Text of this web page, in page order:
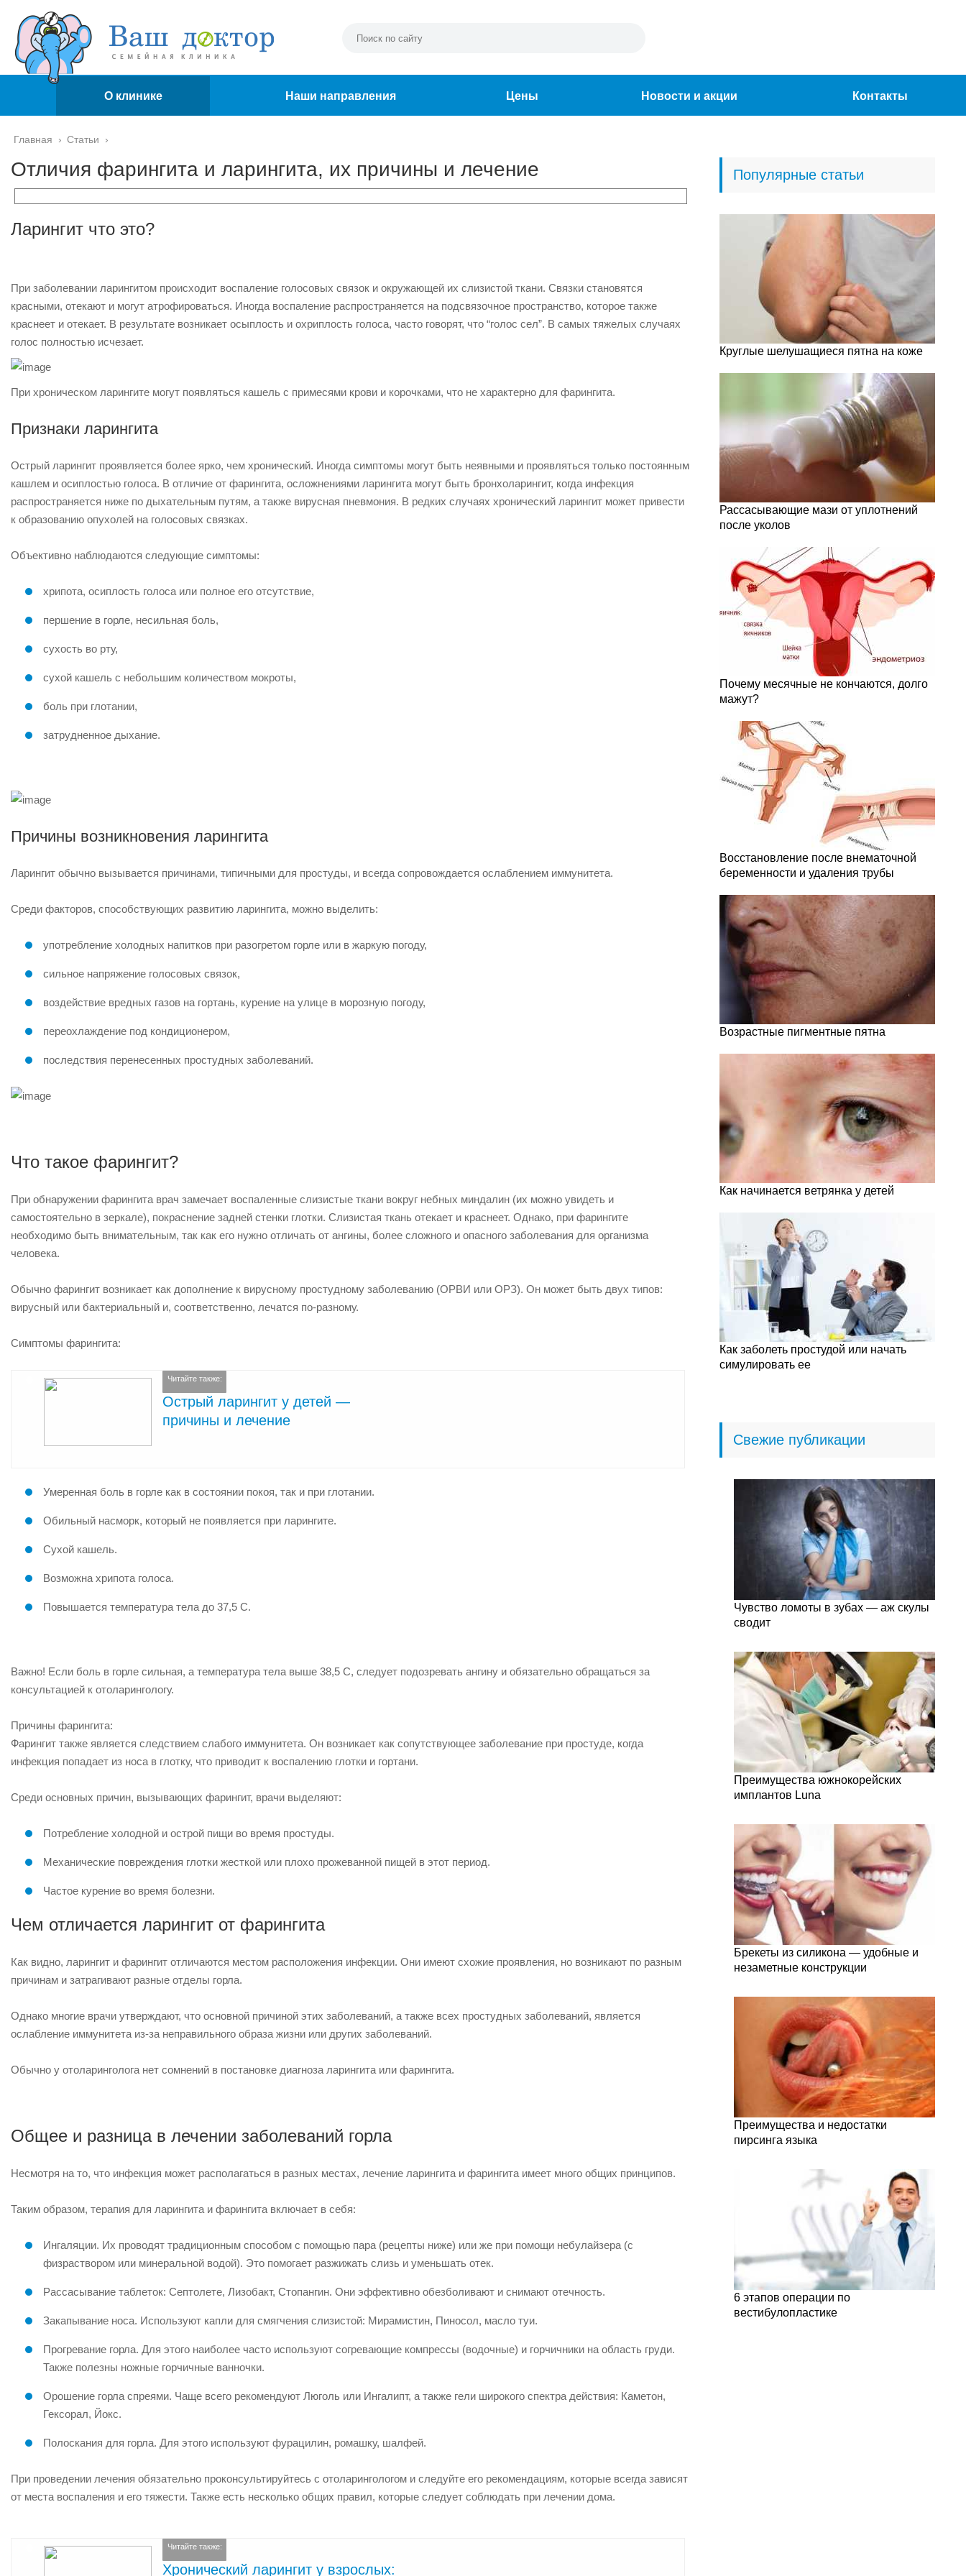
О клинике Наши направления Цены Новости и акции Контакты
Главная › Статьи ›
Отличия фарингита и ларингита, их причины и лечение
Ларингит что это?
При заболевании ларингитом происходит воспаление голосовых связок и окружающей их слизистой ткани. Связки становятся
красными, отекают и могут атрофироваться. Иногда воспаление распространяется на подсвязочное пространство, которое также
краснеет и отекает. В результате возникает осыплость и охриплость голоса, часто говорят, что “голос сел”. В самых тяжелых случаях
голос полностью исчезает.
При хроническом ларингите могут появляться кашель с примесями крови и корочками, что не характерно для фарингита.
Признаки ларингита
Острый ларингит проявляется более ярко, чем хронический. Иногда симптомы могут быть неявными и проявляться только постоянным
кашлем и осиплостью голоса. В отличие от фарингита, осложнениями ларингита могут быть бронхоларингит, когда инфекция
распространяется ниже по дыхательным путям, а также вирусная пневмония. В редких случаях хронический ларингит может привести
к образованию опухолей на голосовых связках.
Объективно наблюдаются следующие симптомы:
хрипота, осиплость голоса или полное его отсутствие,
першение в горле, несильная боль,
сухость во рту,
сухой кашель с небольшим количеством мокроты,
боль при глотании,
затрудненное дыхание.
Причины возникновения ларингита
Ларингит обычно вызывается причинами, типичными для простуды, и всегда сопровождается ослаблением иммунитета.
Среди факторов, способствующих развитию ларингита, можно выделить:
употребление холодных напитков при разогретом горле или в жаркую погоду,
сильное напряжение голосовых связок,
воздействие вредных газов на гортань, курение на улице в морозную погоду,
переохлаждение под кондиционером,
последствия перенесенных простудных заболеваний.
Что такое фарингит?
При обнаружении фарингита врач замечает воспаленные слизистые ткани вокруг небных миндалин (их можно увидеть и
самостоятельно в зеркале), покраснение задней стенки глотки. Слизистая ткань отекает и краснеет. Однако, при фарингите
необходимо быть внимательным, так как его нужно отличать от ангины, более сложного и опасного заболевания для организма
человека.
Обычно фарингит возникает как дополнение к вирусному простудному заболеванию (ОРВИ или ОРЗ). Он может быть двух типов:
вирусный или бактериальный и, соответственно, лечатся по-разному.
Симптомы фарингита:
Читайте также:
Острый ларингит у детей —
причины и лечение
Умеренная боль в горле как в состоянии покоя, так и при глотании.
Обильный насморк, который не появляется при ларингите.
Сухой кашель.
Возможна хрипота голоса.
Повышается температура тела до 37,5 С.
Важно! Если боль в горле сильная, а температура тела выше 38,5 С, следует подозревать ангину и обязательно обращаться за
консультацией к отоларингологу.
Причины фарингита:
Фарингит также является следствием слабого иммунитета. Он возникает как сопутствующее заболевание при простуде, когда
инфекция попадает из носа в глотку, что приводит к воспалению глотки и гортани.
Среди основных причин, вызывающих фарингит, врачи выделяют:
Потребление холодной и острой пищи во время простуды.
Механические повреждения глотки жесткой или плохо прожеванной пищей в этот период.
Частое курение во время болезни.
Чем отличается ларингит от фарингита
Как видно, ларингит и фарингит отличаются местом расположения инфекции. Они имеют схожие проявления, но возникают по разным
причинам и затрагивают разные отделы горла.
Однако многие врачи утверждают, что основной причиной этих заболеваний, а также всех простудных заболеваний, является
ослабление иммунитета из-за неправильного образа жизни или других заболеваний.
Обычно у отоларинголога нет сомнений в постановке диагноза ларингита или фарингита.
Общее и разница в лечении заболеваний горла
Несмотря на то, что инфекция может располагаться в разных местах, лечение ларингита и фарингита имеет много общих принципов.
Таким образом, терапия для ларингита и фарингита включает в себя:
Ингаляции. Их проводят традиционным способом с помощью пара (рецепты ниже) или же при помощи небулайзера (с
физраствором или минеральной водой). Это помогает разжижать слизь и уменьшать отек.
Рассасывание таблеток: Септолете, Лизобакт, Стопангин. Они эффективно обезболивают и снимают отечность.
Закапывание носа. Используют капли для смягчения слизистой: Мирамистин, Пиносол, масло туи.
Прогревание горла. Для этого наиболее часто используют согревающие компрессы (водочные) и горчичники на область груди.
Также полезны ножные горчичные ванночки.
Орошение горла спреями. Чаще всего рекомендуют Люголь или Ингалипт, а также гели широкого спектра действия: Каметон,
Гексорал, Йокс.
Полоскания для горла. Для этого используют фурацилин, ромашку, шалфей.
При проведении лечения обязательно проконсультируйтесь с отоларингологом и следуйте его рекомендациям, которые всегда зависят
от места воспаления и его тяжести. Также есть несколько общих правил, которые следует соблюдать при лечении дома.
Читайте также:
Хронический ларингит у взрослых:
Популярные статьи
Круглые шелушащиеся пятна на коже
Рассасывающие мази от уплотнений
после уколов
Почему месячные не кончаются, долго
мажут?
Восстановление после внематочной
беременности и удаления трубы
Возрастные пигментные пятна
Как начинается ветрянка у детей
Как заболеть простудой или начать
симулировать ее
Свежие публикации
Чувство ломоты в зубах — аж скулы
сводит
Преимущества южнокорейских
имплантов Luna
Брекеты из силикона — удобные и
незаметные конструкции
Преимущества и недостатки
пирсинга языка
6 этапов операции по
вестибулопластике